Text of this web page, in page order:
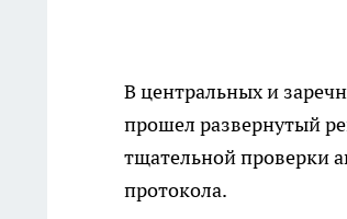
В центральных и
прошел развернутый
тщательной проверки
протокола.